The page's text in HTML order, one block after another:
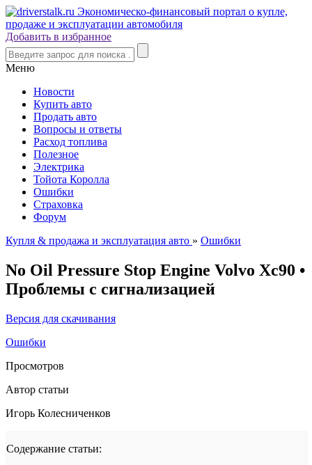
Добавить в избранное
Меню
Новости
Купить авто
Продать авто
Вопросы и ответы
Расход топлива
Полезное
Электрика
Тойота Королла
Ошибки
Страховка
Форум
Купля & продажа и эксплуатация авто » Ошибки
No Oil Pressure Stop Engine Volvo Хс90 •
Проблемы с сигнализацией
Версия для скачивания
Ошибки
Просмотров
Автор статьи
Игорь Колесниченков
Содержание статьи: